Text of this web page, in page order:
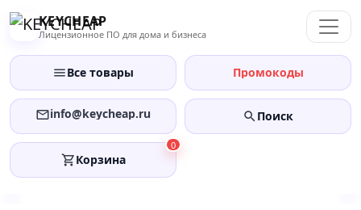
Перейти
KEYCHEAP
Лицензионное ПО для дома и бизнеса
Все товары Промокоды
info@keycheap.ru Поиск
0
Корзина